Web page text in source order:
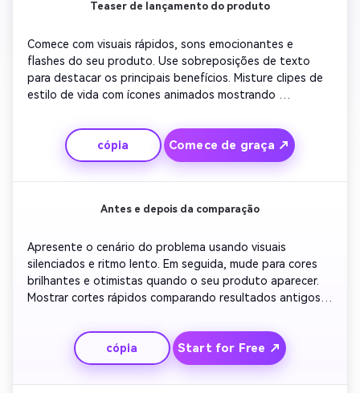
Teaser de lançamento do produto
Comece com visuais rápidos, sons emocionantes e
flashes do seu produto. Use sobreposições de texto
para destacar os principais benefícios. Misture clipes de
estilo de vida com ícones animados mostrando
que leva à revelação final. Conclua com uma declaração
ousada e seu CTA para pré-encomendar ou saber mais
cópia Comece de graça ↗
Antes e depois da comparação
Apresente o cenário do problema usando visuais
silenciados e ritmo lento. Em seguida, mude para cores
brilhantes e otimistas quando o seu produto aparecer.
Mostrar cortes rápidos comparando resultados antigos
economizado, crescimento ou melhoria. Termine com uma
breve citação de depoimento e uma forte exibição de
cópia Start for Free ↗